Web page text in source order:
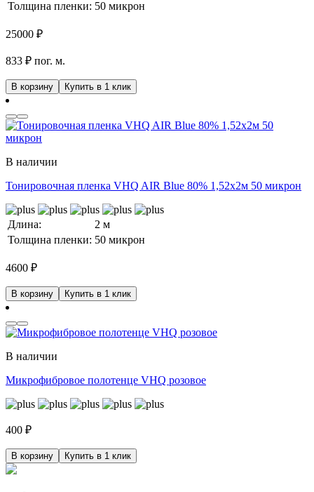
Толщина пленки: 50 микрон
25000 ₽
833 ₽ пог. м.
В корзину Купить в 1 клик
В наличии
Тонировочная пленка VHQ AIR Blue 80% 1,52x2м 50 микрон
Длина:
2 м
Толщина пленки: 50 микрон
4600 ₽
В корзину Купить в 1 клик
В наличии
Микрофибровое полотенце VHQ розовое
400 ₽
В корзину Купить в 1 клик